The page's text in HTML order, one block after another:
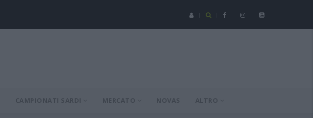
Seconda Categoria - Su mesi de agustu at a incumentzai cun
CAMPIONATI SARDI MERCATO NOVAS ALTRO